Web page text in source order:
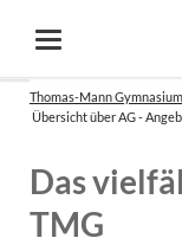
Thomas-Mann Gymnasium
Übersicht über AG -
Das
TMG